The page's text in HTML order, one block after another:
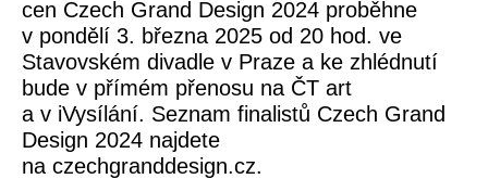
cen Czech Grand Design 2024 proběhne
v pondělí 3. března 2025 od 20 hod. ve
Stavovském divadle v Praze a ke zhlédnutí
bude v přímém přenosu na ČT art
a v iVysílání. Seznam finalistů Czech Grand
Design 2024 najdete
na czechgranddesign.cz.